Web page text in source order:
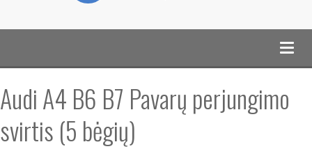
Audi A4 B6 B7 Pavarų perjungimo
svirtis (5 bėgių)